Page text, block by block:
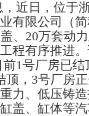
近日，位于
有限公司（
、20万套动
程有序推进
1号厂房已
顶，3号厂房
力、低压铸
盖、缸体等